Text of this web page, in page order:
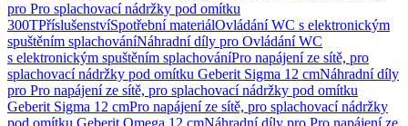
pro Pro splachovací nádržky pod omítku
300TPříslušenstvíSpotřební materiálOvládání WC s elektronickým
spuštěním splachováníNáhradní díly pro Ovládání WC
s elektronickým spuštěním splachováníPro napájení ze sítě, pro
splachovací nádržky pod omítku Geberit Sigma 12 cmNáhradní díly
pro Pro napájení ze sítě, pro splachovací nádržky pod omítku
Geberit Sigma 12 cmPro napájení ze sítě, pro splachovací nádržky
pod omítku Geberit Omega 12 cmNáhradní díly pro Pro napájení ze